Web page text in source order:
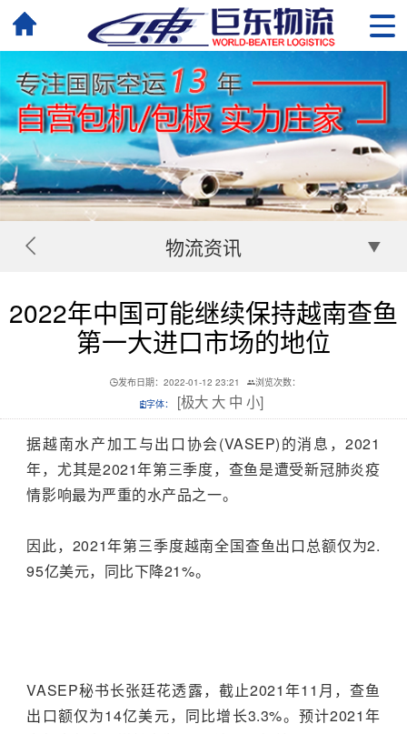
物流资讯
2022年中国可能继续保持越南查鱼
第一大进口市场的地位
发布日期：2022-01-12 23:21
浏览次数：
字体：
[极大 大 中 小]
据越南水产加工与出口协会(VASEP)的消息，2021
年，尤其是2021年第三季度，查鱼是遭受新冠肺炎疫
情影响最为严重的水产品之一。
因此，2021年第三季度越南全国查鱼出口总额仅为2.
95亿美元，同比下降21%。
VASEP秘书长张廷花透露，截止2021年11月，查鱼
出口额仅为14亿美元，同比增长3.3%。预计2021年